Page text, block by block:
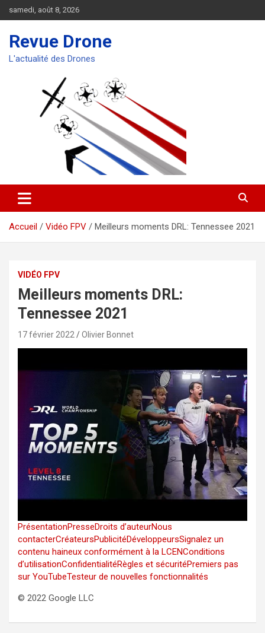
au
samedi, août 8, 2026
Revue Drone
L'actualité des Drones
Accueil Vidéo FPV Meilleurs moments DRL: Tennessee 2021
VIDÉO FPV
Meilleurs moments DRL:
Tennessee 2021
17 février 2022 Olivier Bonnet
PrésentationPresseDroits d’auteurNous
contacterCréateursPublicitéDéveloppeursSignalez un
contenu haineux conformément à la LCENConditions
d’utilisationConfidentialitéRègles et sécuritéPremiers pas
sur YouTubeTesteur de nouvelles fonctionnalités
© 2022 Google LLC